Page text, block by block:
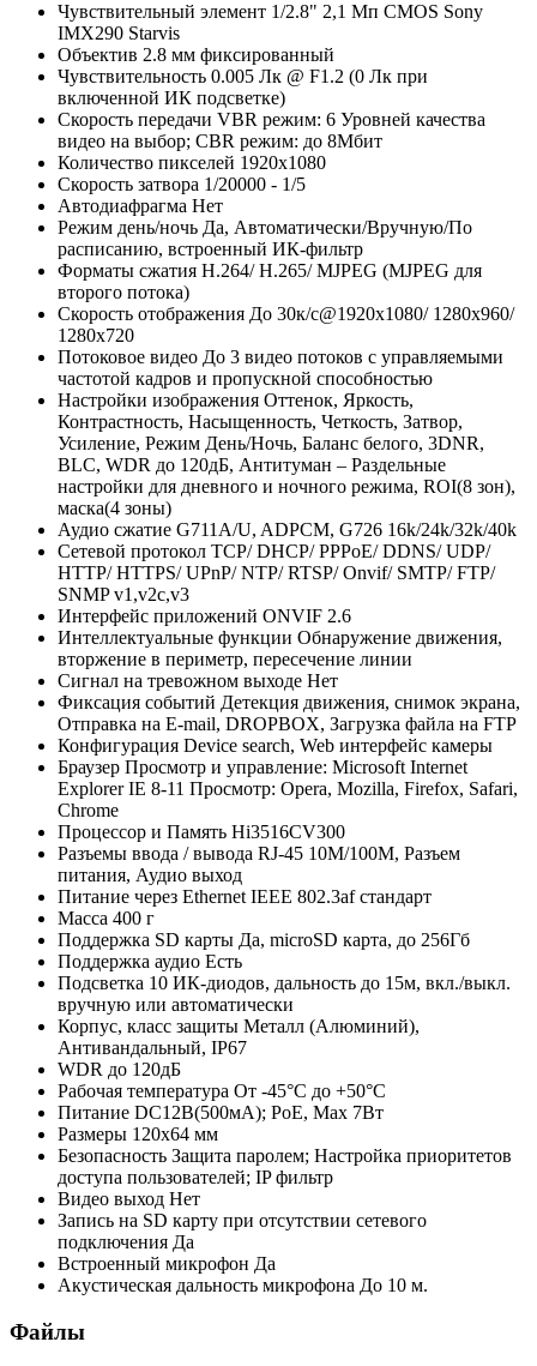
Чувствительный элемент 1/2.8" 2,1 Мп CMOS Sony
IMX290 Starvis
Объектив 2.8 мм фиксированный
Чувствительность 0.005 Лк @ F1.2 (0 Лк при
включенной ИК подсветке)
Скорость передачи VBR режим: 6 Уровней качества
видео на выбор; CBR режим: до 8Мбит
Количество пикселей 1920х1080
Скорость затвора 1/20000 - 1/5
Автодиафрагма Нет
Режим день/ночь Да, Автоматически/Вручную/По
расписанию, встроенный ИК-фильтр
Форматы сжатия Н.264/ H.265/ MJPEG (MJPEG для
второго потока)
Скорость отображения До 30к/с@1920х1080/ 1280х960/
1280х720
Потоковое видео До 3 видео потоков с управляемыми
частотой кадров и пропускной способностью
Настройки изображения Оттенок, Яркость,
Контрастность, Насыщенность, Четкость, Затвор,
Усиление, Режим День/Ночь, Баланс белого, 3DNR,
BLC, WDR до 120дБ, Антитуман – Раздельные
настройки для дневного и ночного режима, ROI(8 зон),
маска(4 зоны)
Аудио сжатие G711A/U, ADPCM, G726 16k/24k/32k/40k
Сетевой протокол TCP/ DHCP/ PPPoE/ DDNS/ UDP/
HTTP/ HTTPS/ UPnP/ NTP/ RTSP/ Onvif/ SMTP/ FTP/
SNMP v1,v2c,v3
Интерфейс приложений ONVIF 2.6
Интеллектуальные функции Обнаружение движения,
вторжение в периметр, пересечение линии
Сигнал на тревожном выходе Нет
Фиксация событий Детекция движения, снимок экрана,
Отправка на E-mail, DROPBOX, Загрузка файла на FTP
Конфигурация Device search, Web интерфейс камеры
Браузер Просмотр и управление: Microsoft Internet
Explorer IE 8-11 Просмотр: Opera, Mozilla, Firefox, Safari,
Chrome
Процессор и Память Hi3516CV300
Разъемы ввода / вывода RJ-45 10M/100M, Разъем
питания, Аудио выход
Питание через Ethernet IEEE 802.3af стандарт
Масса 400 г
Поддержка SD карты Да, microSD карта, до 256Гб
Поддержка аудио Есть
Подсветка 10 ИК-диодов, дальность до 15м, вкл./выкл.
вручную или автоматически
Корпус, класс защиты Металл (Алюминий),
Антивандальный, IР67
WDR до 120дБ
Рабочая температура От -45°С до +50°С
Питание DC12В(500мА); РоЕ, Мах 7Вт
Размеры 120х64 мм
Безопасность Защита паролем; Настройка приоритетов
доступа пользователей; IP фильтр
Видео выход Нет
Запись на SD карту при отсутствии сетевого
подключения Да
Встроенный микрофон Да
Акустическая дальность микрофона До 10 м.
Файлы